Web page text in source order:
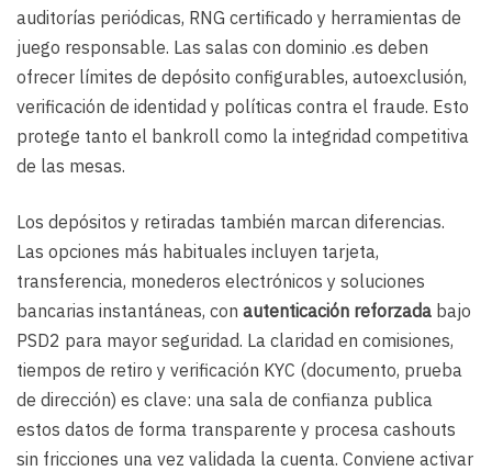
auditorías periódicas, RNG certificado y herramientas de
juego responsable. Las salas con dominio .es deben
ofrecer límites de depósito configurables, autoexclusión,
verificación de identidad y políticas contra el fraude. Esto
protege tanto el bankroll como la integridad competitiva
de las mesas.
Los depósitos y retiradas también marcan diferencias.
Las opciones más habituales incluyen tarjeta,
transferencia, monederos electrónicos y soluciones
bancarias instantáneas, con autenticación reforzada bajo
PSD2 para mayor seguridad. La claridad en comisiones,
tiempos de retiro y verificación KYC (documento, prueba
de dirección) es clave: una sala de confianza publica
estos datos de forma transparente y procesa cashouts
sin fricciones una vez validada la cuenta. Conviene activar